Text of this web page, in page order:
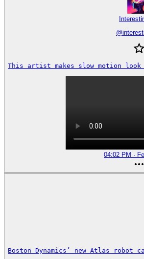
@
This artist makes slow motion look
04:02 PM ·
Boston Dynamics’ new Atlas robot